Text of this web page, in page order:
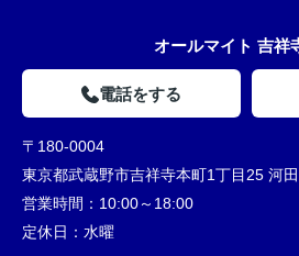
オールマイト 吉祥
電話をする
〒180-0004
東京都武蔵野市吉祥寺本町1丁目25 河
営業時間： 10:00～18:00
定休日： 水曜